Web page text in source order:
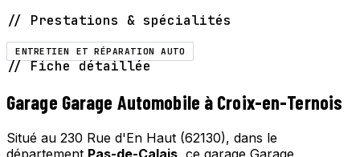
// Prestations & spécialités
ENTRETIEN ET RÉPARATION AUTO
// Fiche détaillée
Garage Garage Automobile à Croix-en-Ternois
Situé au 230 Rue d'En Haut (62130), dans le
département Pas-de-Calais, ce garage Garage